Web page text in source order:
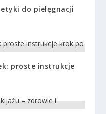
do pielęgnacji
proste instrukcje